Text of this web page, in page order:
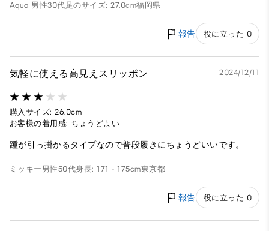
Aqua 男性30代足のサイズ: 27.0cm福岡県
報告 役に立った 0
気軽に使える高見えスリッポン 2024/12/11
購入サイズ: 26.0cm
お客様の着用感: ちょうどよい
踵が引っ掛かるタイプなので普段履きにちょうどいいです。
ミッキー 男性50代身長: 171 - 175cm東京都
報告 役に立った 0